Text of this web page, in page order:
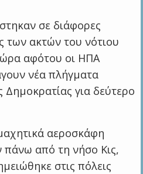
σε διάφορες
των ακτών του νότιου
ώρα αφότου οι ΗΠΑ
νέα πλήγματα
Δημοκρατίας για δεύτερο
αεροσκάφη
πάνω από τη νήσο Κις,
στις πόλεις